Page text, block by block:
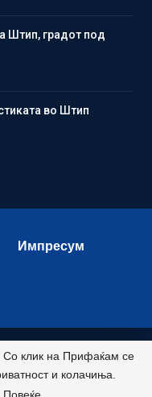
Штип, градот под
во Штип
Импресум
Reserved.
Со клик на Прифаќам се
и колачиња.